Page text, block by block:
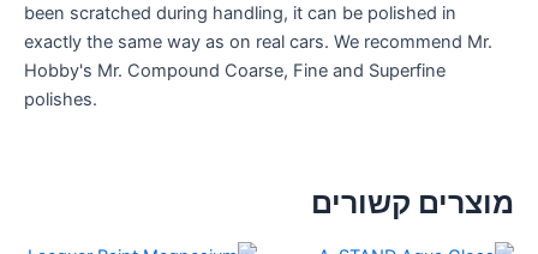
been scratched during handling, it can be polished in
exactly the same way as on real cars. We recommend Mr.
Hobby's Mr. Compound Coarse, Fine and Superfine
polishes.
מוצרים קשורים